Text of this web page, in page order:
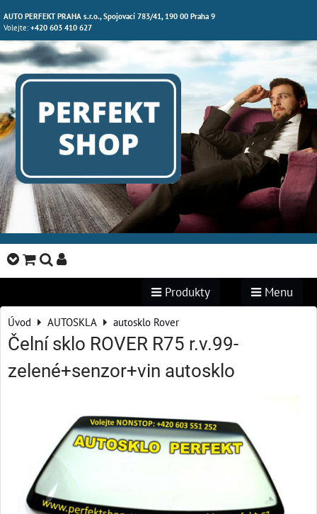
AUTO PERFEKT PRAHA s.r.o., Spojovací 783/41, 190 00 Praha 9
Volejte:+420 603 410 627
Produkty Menu
Úvod AUTOSKLA autosklo Rover
Čelní sklo ROVER R75 r.v.99-
zelené+senzor+vin autosklo